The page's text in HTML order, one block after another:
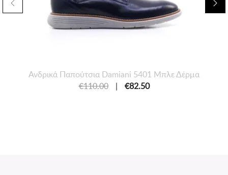
Ανδρικά Παπούτσια Damiani 5401 Μπλε Δέρμα
€110.00
| €82.50